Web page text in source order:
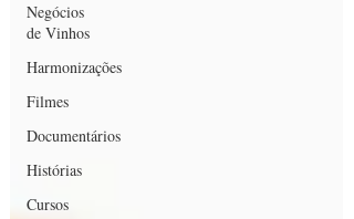
Negócios
de Vinhos
Harmonizações
Filmes
Documentários
Histórias
Cursos